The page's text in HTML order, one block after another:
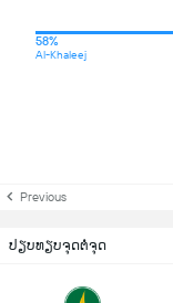
58%
Al-Khaleej
Previous
ປຽບທຽບຈຸດຕໍ່ຈຸດ